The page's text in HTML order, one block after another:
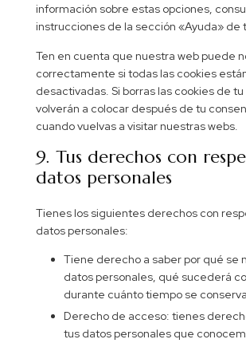
información sobre estas opciones,
instrucciones de la sección «Ayuda» de
Ten en cuenta que nuestra web puede
correctamente si todas las cookies
desactivadas. Si borras las cookies de
volverán a colocar después de tu
cuando vuelvas a visitar nuestras webs.
9. Tus derechos con
datos personales
Tienes los siguientes derechos con
datos personales:
Tiene derecho a saber por qué se
datos personales, qué sucederá
durante cuánto tiempo se
Derecho de acceso: tienes
tus datos personales que